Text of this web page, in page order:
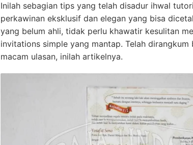
Inilah sebagian tips yang telah disadur ihwal
perkawinan eksklusif dan elegan yang bisa
yang belum ahli, tidak perlu khawatir kesulitan
invitations simple yang mantap. Telah
macam ulasan, inilah artikelnya.